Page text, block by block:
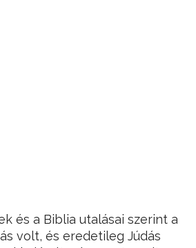
és a Biblia utalásai szerint a
volt, és eredetileg Júdás